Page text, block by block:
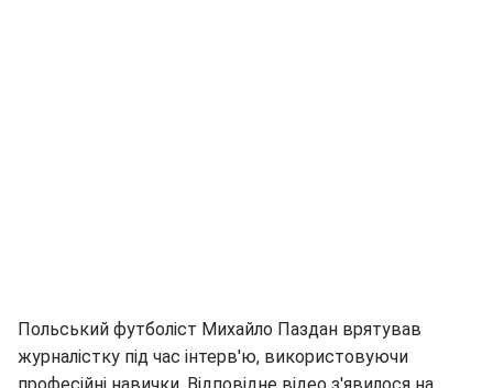
Польський футболіст Михайло Паздан врятував
журналістку під час інтерв'ю, використовуючи